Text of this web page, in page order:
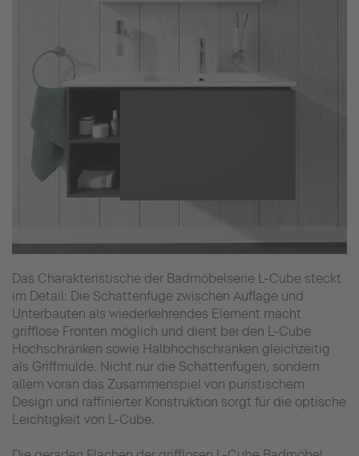
Das Charakteristische der Badmöbelserie L-Cube steckt
im Detail: Die Schattenfuge zwischen Auflage und
Unterbauten als wiederkehrendes Element macht
grifflose Fronten möglich und dient bei den L-Cube
Hochschränken sowie Halbhochschränken gleichzeitig
als Griffmulde. Nicht nur die Schattenfugen, sondern
allem voran das Zusammenspiel von puristischem
Design und raffinierter Konstruktion sorgt für die optische
Leichtigkeit von L-Cube.